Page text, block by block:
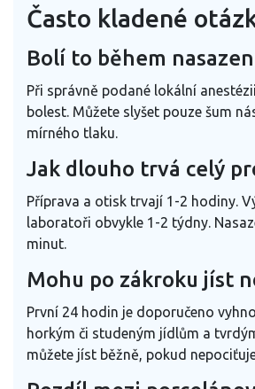
Často kladené
Bolí to během
Při správně podané lokální
bolest. Můžete slyšet pouze šum
mírného tlaku.
Jak dlouho trvá celý
Příprava a otisk trvají 1-2 hodiny.
laboratoři obvykle 1-2 týdny.
minut.
Mohu po zákroku jíst
První 24 hodin je doporučeno
horkým či studeným jídlům a
můžete jíst běžně, pokud